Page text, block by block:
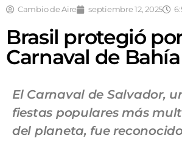
Cambio de Aire septiembre 12, 2025
Brasil protegió
Carnaval de Bahía
El Carnaval de Salvador,
fiestas populares más
del planeta, fue reconocido